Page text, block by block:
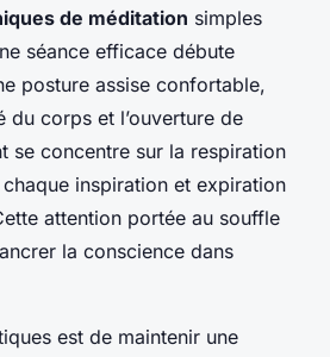
de méditation simples
séance efficace débute
posture assise confortable,
du corps et l’ouverture de
se concentre sur la respiration
inspiration et expiration
attention portée au souffle
la conscience dans
est de maintenir une